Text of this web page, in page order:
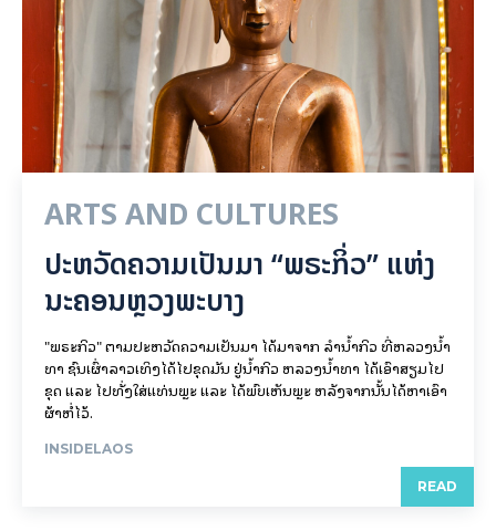
ARTS AND CULTURES
ປະຫວັດຄວາມເປັນມາ “ພຣະກິ່ວ” ແຫ່ງ
ນະຄອນຫຼວງພະບາງ
"ພຣະກິວ" ຕາມປະຫວັດຄວາມເປັນມາ ໄດ້ມາຈາກ ລຳນ້ຳກິວ ທີ່ຫລວງນ້ຳ
ທາ ຊົນເຜົ່າລາວເທິງໄດ້ໄປຂຸດມັນ ຢູ່ນ້ຳກິວ ຫລວງນ້ຳທາ ໄດ້ເອົາສຽມໄປ
ຂຸດ ແລະ ໄປທັ່ງໃສ່ແທ່ນພຼະ ແລະ ໄດ້ພົບເຫັນພຼະ ຫລັງຈາກນັ້ນໄດ້ຫາເອົາ
ຜ້າຫໍ່ໄວ້.
INSIDELAOS
READ